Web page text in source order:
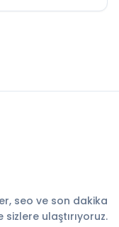
seo ve son dakika
sizlere ulaştırıyoruz.